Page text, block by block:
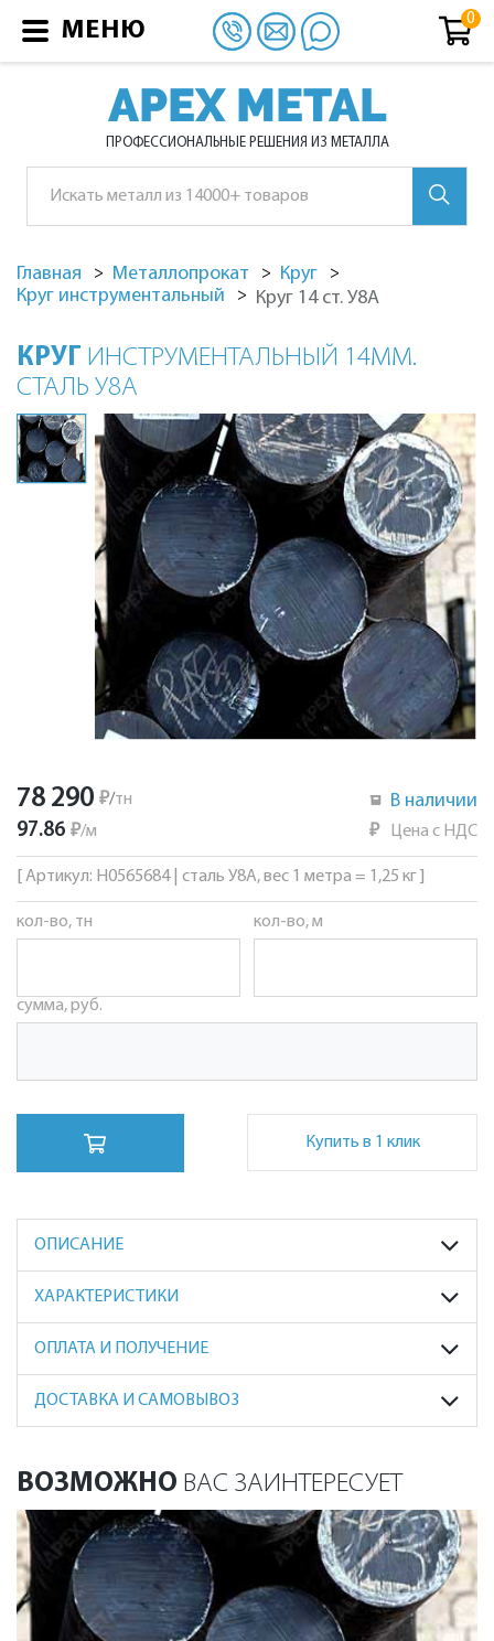
APEX METAL
ПРОФЕССИОНАЛЬНЫЕ РЕШЕНИЯ ИЗ МЕТАЛЛА
Главная Металлопрокат
Круг
Круг инструментальный
Круг 14 ст. У8А
КРУГ ИНСТРУМЕНТАЛЬНЫЙ 14ММ.
СТАЛЬ У8А
78 290 ₽/тн
97.86 ₽/м
В наличии
₽ Цена с НДС
[ Артикул: Н0565684 | сталь У8А, вес 1 метра = 1,25 кг ]
кол-во, тн кол-во, м
сумма, руб.
Купить в 1 клик
ОПИСАНИЕ
ХАРАКТЕРИСТИКИ
ОПЛАТА И ПОЛУЧЕНИЕ
ДОСТАВКА И САМОВЫВОЗ
ВОЗМОЖНО ВАС ЗАИНТЕРЕСУЕТ
МЕНЮ